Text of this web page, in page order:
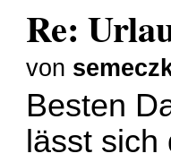
Re:
von
Besten
lässt